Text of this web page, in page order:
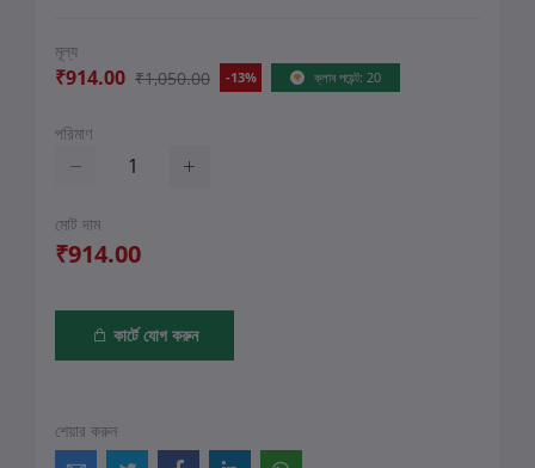
মূল্য
₹914.00 ₹1,050.00 -13% ক্লাব পয়েন্ট: 20
পরিমাণ
মোট দাম
₹914.00
কার্টে যোগ করুন
শেয়ার করুন